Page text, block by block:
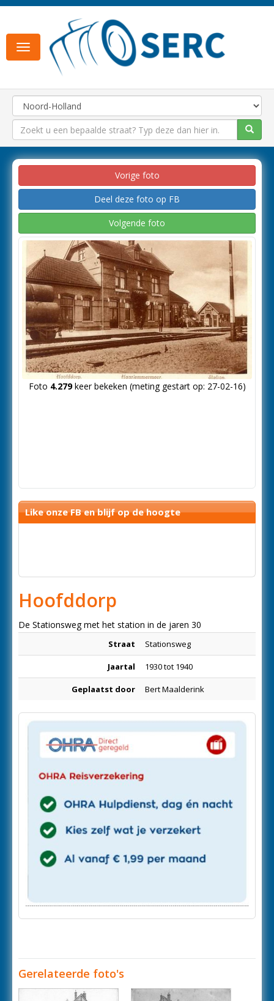
Toggle
navigation
Vorige foto
Deel deze foto op FB
Volgende foto
Foto 4.279keer bekeken (meting gestart op: 27-02-16)
Like onze FB en blijf op de hoogte
Hoofddorp
De Stationsweg met het station in de jaren 30
Straat Stationsweg
Jaartal 1930 tot 1940
Geplaatst door Bert Maalderink
Gerelateerde foto's